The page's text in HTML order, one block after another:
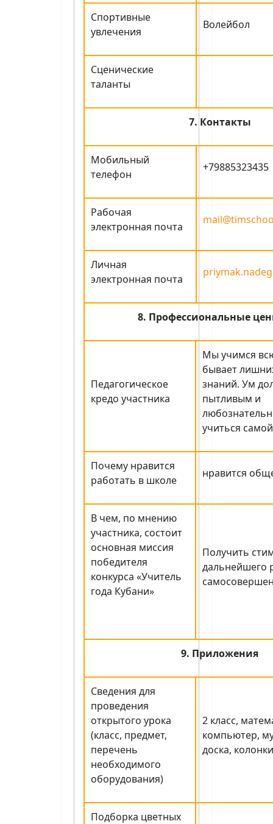
Спортивные
увлечения
Волейбол
Сценические
таланты
7. Контакты
Мобильный
телефон
+79885323435
Рабочая
электронная почта
Личная
электронная почта
8. Профессиональные
Педагогическое
кредо участника
Мы учимся
бывает
знаний. Ум
пытливым и
учиться
Почему нравится
работать в школе
нравится
В чем, по мнению
участника, состоит
основная миссия
победителя
конкурса «Учитель
года Кубани»
Получить
дальнейшего
9. Приложения
Сведения для
проведения
открытого урока
(класс, предмет,
перечень
необходимого
оборудования)
2 класс,
компьютер,
доска,
Подборка цветных